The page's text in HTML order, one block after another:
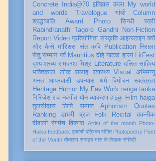
Concrete
India@70 इतिहास कला
My world
and words
Travelogue गांधी
Column
श्रद्धांजलि
Award Photo सिन्धी
स्त्री
Rabindranath Tagore Gandhi
Non-Fiction
Report Video प्रतियोगिता संस्कृति आइन्स्टाइन क्यों
और कैसे मॉरिशस संत कवि Publication निराला
सेतु सम्मान पर्व Mauritius दोहे नाटक हास्य LitFest
दृश्य-श्रव्य रामदरश मिश्र Literature दलित साहित्य
भक्तिकाल
लोक सलाह स्वास्थ्य Visual
अभिमन्यु
अनत
आप्रवासी उपन्यास धर्म विमोचन
स्वतंत्रता
Heritage Humor My Fav Work renga tanka
गिरिजेश राव नवगीत यौन व्याकरण हाइकु Film haiga
तुलसीदास
लिपि समाज Aphorism
Quotes
Ranking
डायरी ब्रज Folk Recital
तकनीक
दीवाली रंगमंच विकास Artist of the month Photo-
Haiku feedback एकांकी पत्रिका संगीत Photopoetry Poet
of the Month तोताराम सनाढ्य मास के लेखक संगोष्ठी